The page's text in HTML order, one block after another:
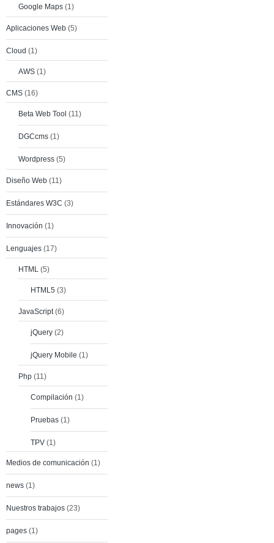
Google Maps (1)
Aplicaciones Web (5)
Cloud (1)
AWS (1)
CMS (16)
Beta Web Tool (11)
DGCcms (1)
Wordpress (5)
Diseño Web (11)
Estándares W3C (3)
Innovación (1)
Lenguajes (17)
HTML (5)
HTML5 (3)
JavaScript(6)
jQuery (2)
jQuery Mobile (1)
Php (11)
Compilación (1)
Pruebas (1)
TPV (1)
Medios de comunicación (1)
news (1)
Nuestros trabajos (23)
pages (1)